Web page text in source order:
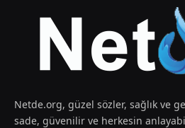
Netde.org, güzel sözler, sağlık ve
sade, güvenilir ve herkesin